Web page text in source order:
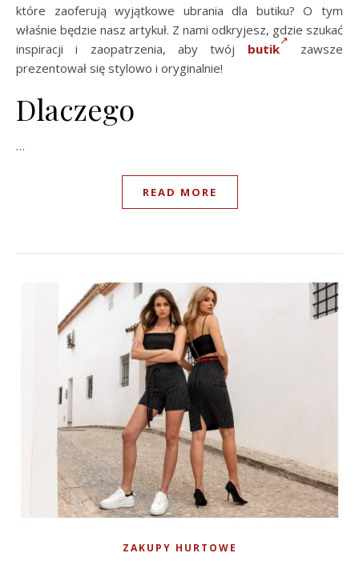
które zaoferują wyjątkowe ubrania dla butiku? O tym
właśnie będzie nasz artykuł. Z nami odkryjesz, gdzie szukać
inspiracji i zaopatrzenia, aby twój butik
zawsze
prezentował się stylowo i oryginalnie!
Dlaczego
…
READ MORE
ZAKUPY HURTOWE